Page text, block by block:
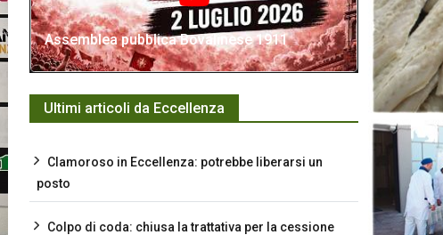
Assemblea pubblica Bovalinese 1911
Ultimi articoli da Eccellenza
Clamoroso in Eccellenza: potrebbe liberarsi un
posto
Colpo di coda: chiusa la trattativa per la cessione